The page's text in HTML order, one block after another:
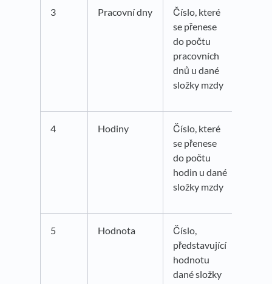
3 Pracovní dny
Číslo, které
se přenese
do počtu
pracovních
dnů u dané
složky mzdy
4 Hodiny
Číslo, které
se přenese
do počtu
hodin u dané
složky mzdy
5 Hodnota
Číslo,
představující
hodnotu
dané složky